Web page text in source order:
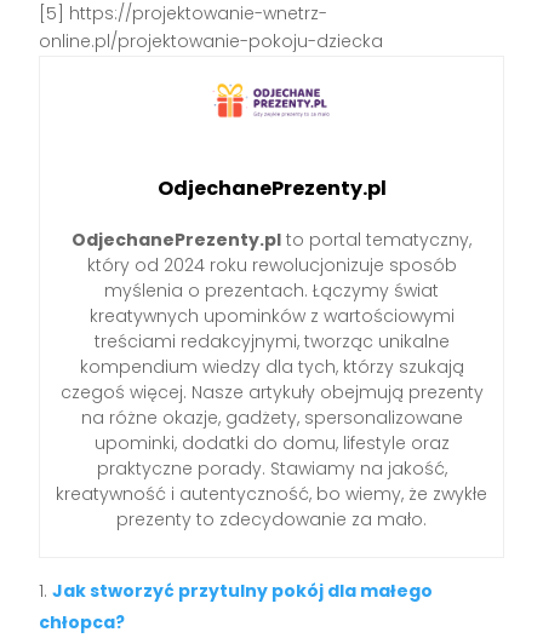
[5] https://projektowanie-wnetrz-
online.pl/projektowanie-pokoju-dziecka
OdjechanePrezenty.pl
OdjechanePrezenty.pl to portal tematyczny,
który od 2024 roku rewolucjonizuje sposób
myślenia o prezentach. Łączymy świat
kreatywnych upominków z wartościowymi
treściami redakcyjnymi, tworząc unikalne
kompendium wiedzy dla tych, którzy szukają
czegoś więcej. Nasze artykuły obejmują prezenty
na różne okazje, gadżety, spersonalizowane
upominki, dodatki do domu, lifestyle oraz
praktyczne porady. Stawiamy na jakość,
kreatywność i autentyczność, bo wiemy, że zwykłe
prezenty to zdecydowanie za mało.
Jak stworzyć przytulny pokój dla małego
chłopca?